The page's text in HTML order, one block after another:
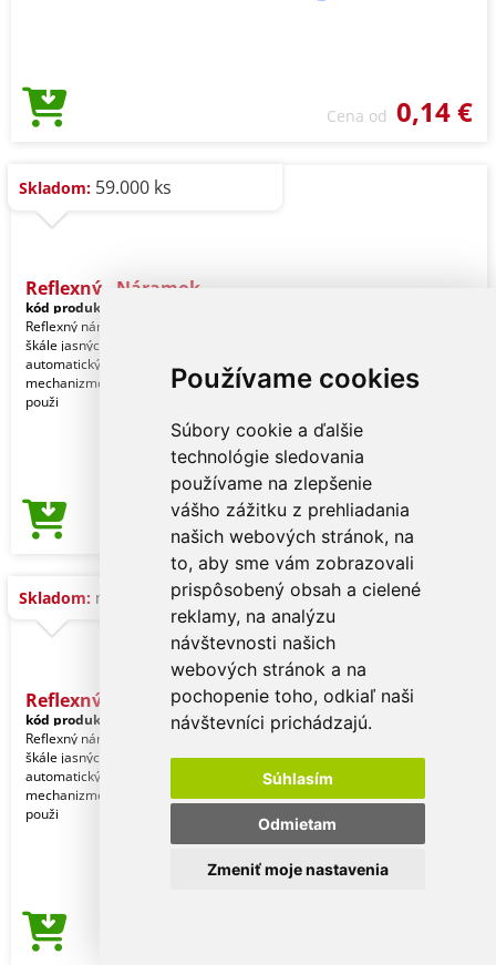
Používame cookies
Súbory cookie a ďalšie
technológie sledovania
používame na zlepšenie
vášho zážitku z prehliadania
našich webových stránok, na
to, aby sme vám zobrazovali
prispôsobený obsah a cielené
reklamy, na analýzu
návštevnosti našich
webových stránok a na
pochopenie toho, odkiaľ naši
návštevníci prichádzajú.
Súhlasím
Odmietam
Zmeniť moje nastavenia
Cena od 0,14 €
Skladom: 59.000 ks
Reflexný - Náramok
kód produktu:
Reflexný náramok z PVC v širokej
škále jasných odtieňov. S
automatickým nastavovacím
mechanizmom. Nie je určený na
použi
Cena od0,14 €
Skladom: na dopyt
Reflexný - Náramok
kód produktu:
19550003000
Reflexný náramok z PVC v širokej
škále jasných odtieňov. S
automatickým nastavovacím
mechanizmom. Nie je určený na
použi